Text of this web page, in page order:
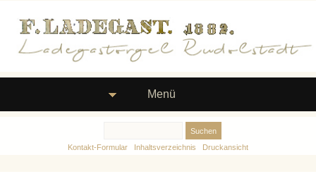
Menü
Kontakt-Formular Inhaltsverzeichnis Druckansicht